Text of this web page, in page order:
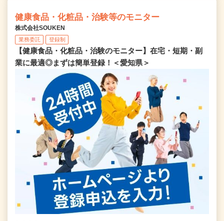
健康食品・化粧品・治験等のモニター
株式会社SOUKEN
業務委託 登録制
【健康食品・化粧品・治験のモニター】在宅・短期・副
業に最適◎まずは簡単登録！＜愛知県＞